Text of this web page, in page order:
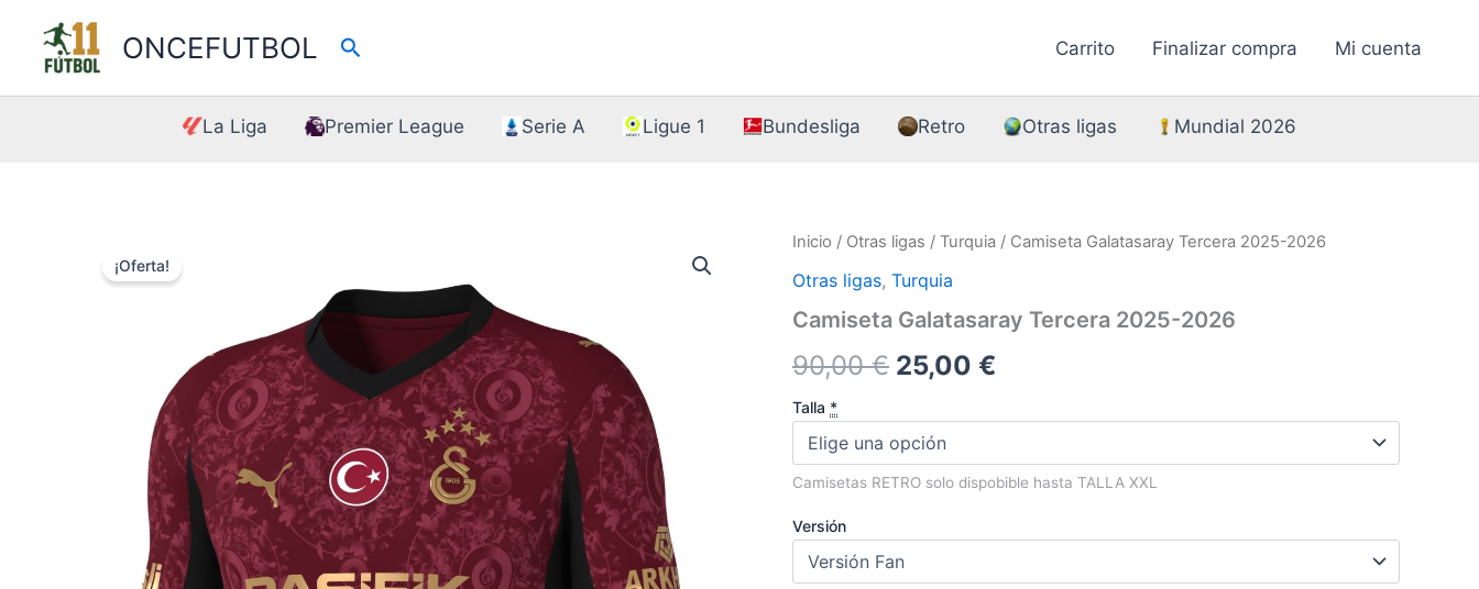
contenido
ONCEFUTBOL Buscar Carrito Finalizar compra Mi cuenta
La Liga Premier League Serie A Ligue 1 Bundesliga Retro Otras ligas Mundial 2026
¡Oferta!
Inicio / Otras ligas / Turquia / Camiseta Galatasaray Tercera 2025-2026
Otras ligas, Turquia
Camiseta Galatasaray Tercera 2025-2026
90,00€ El
original
era:
90,00 €.
25,00 €
es:
25,00 €.
Talla *
Camisetas RETRO solo dispobible hasta TALLA XXL
Versión